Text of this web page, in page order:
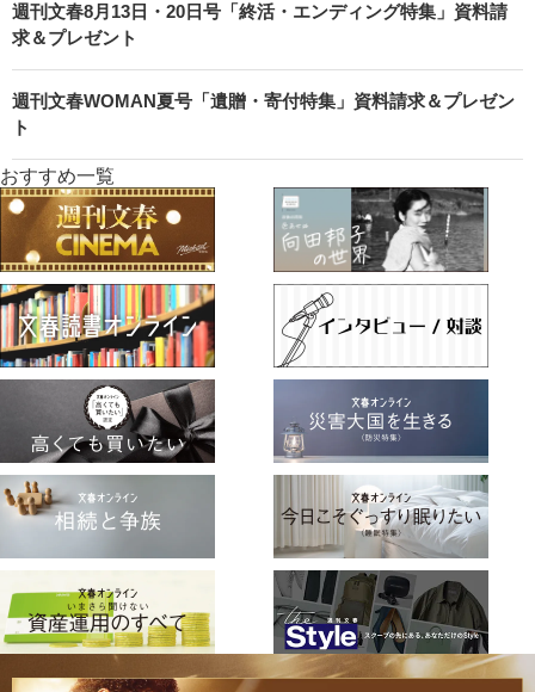
週刊文春8月13日・20日号「終活・エンディング特集」資料請
求＆プレゼント
週刊文春WOMAN夏号「遺贈・寄付特集」資料請求＆プレゼン
ト
おすすめ一覧